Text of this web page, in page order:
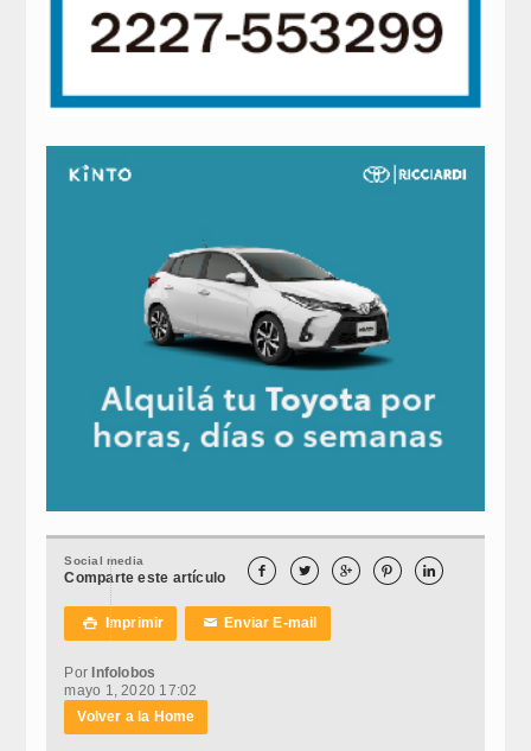
Social media
Comparte este artículo     
 Imprimir ✉Enviar E-mail
Por Infolobos
mayo 1, 2020 17:02
Volver a la Home